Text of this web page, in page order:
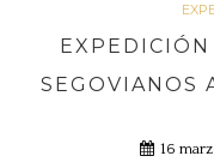
SEGOVIANOS
16